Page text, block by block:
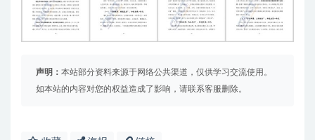
声明： 本站部分资料来源于网络公共渠道，仅供学习交流使用。
如本站的内容对您的权益造成了影响，请联系客服删除。